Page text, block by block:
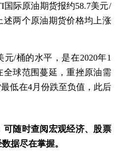
际原油期货报约58.7美元/
述两个原油期货价格均上涨
/桶的水平，是在2020年1
全球范围蔓延，重挫原油需
低在4月份跌至负值，此后
可随时查阅宏观经济、股票
据尽在掌握。